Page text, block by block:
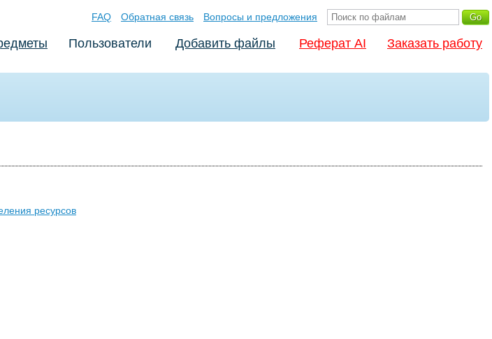
FAQ Обратная связь Вопросы и предложения
Пользователи Добавить файлы Реферат AI Заказать работу
ресурсов